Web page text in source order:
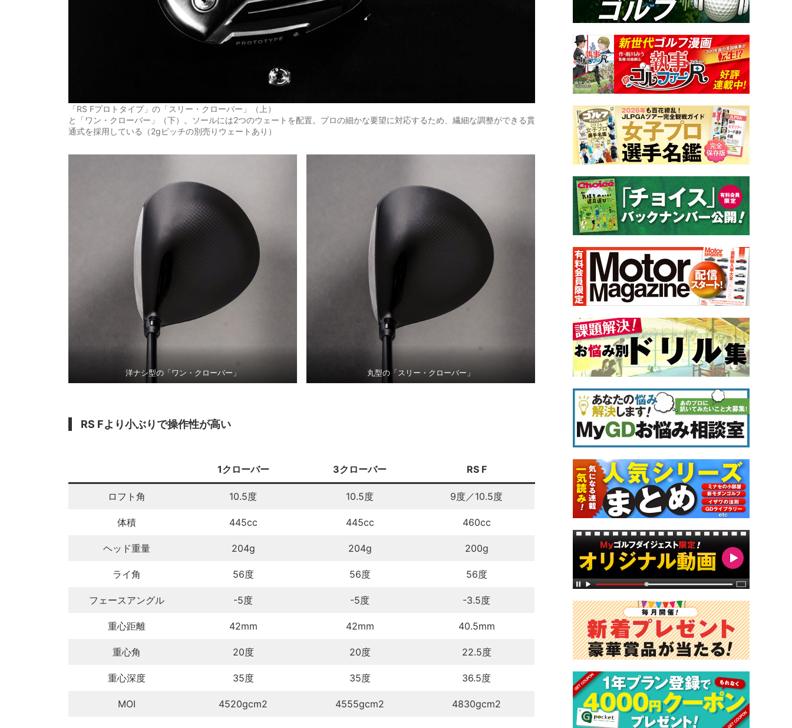
「RS Fプロトタイプ」の「スリー・クローバー」（上）
と「ワン・クローバー」（下）。ソールには2つのウェートを配置。プロの細かな要望に対応するため、繊細な調整ができる貫
通式を採用している（2gピッチの別売りウェートあり）
洋ナシ型の「ワン・クローバー」 丸型の「スリー・クローバー」
RS Fより小ぶりで操作性が高い
1クローバー 3クローバー RS F
ロフト角 10.5度 10.5度 9度／10.5度
体積 445cc 445cc 460cc
ヘッド重量 204g 204g 200g
ライ角 56度 56度 56度
フェースアングル -5度 -5度 -3.5度
重心距離 42mm 42mm 40.5mm
重心角 20度 20度 22.5度
重心深度 35度 35度 36.5度
MOI 4520gcm2 4555gcm2 4830gcm2